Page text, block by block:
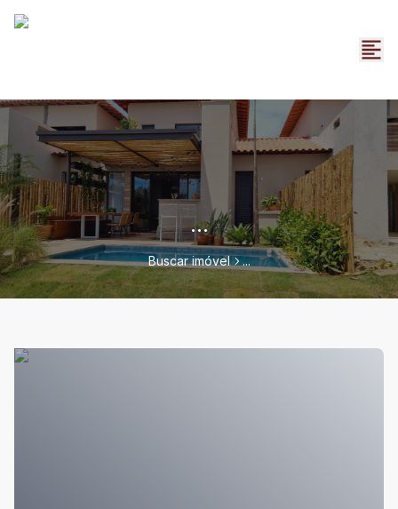
...
Buscar imóvel ...